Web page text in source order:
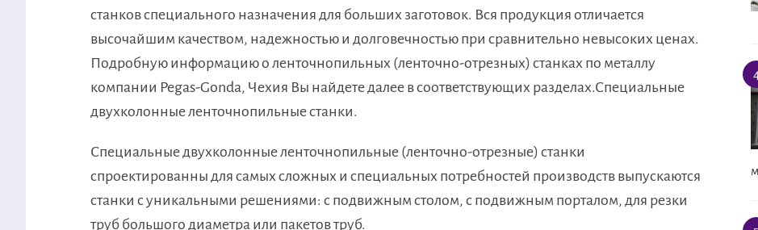
станков специального назначения для больших заготовок. Вся продукция отличается
высочайшим качеством, надежностью и долговечностью при сравнительно невысоких ценах.
Подробную информацию о ленточнопильных (ленточно-отрезных) станках по металлу
компании Pegas-Gonda, Чехия Вы найдете далее в соответствующих разделах.Специальные
двухколонные ленточнопильные станки.
Специальные двухколонные ленточнопильные (ленточно-отрезные) станки
спроектированны для самых сложных и специальных потребностей производств выпускаются
станки с уникальными решениями: с подвижным столом, с подвижным порталом, для резки
труб большого диаметра или пакетов труб.